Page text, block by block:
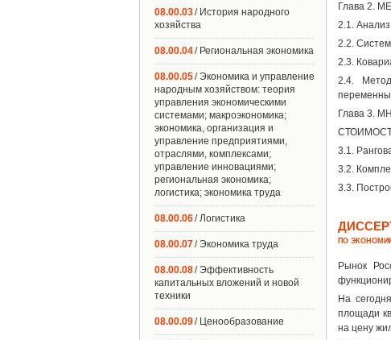
Глава 2.
2.1.
2.2.
2.3.
2.4.
Глава 3.
3.1.
3.2.
3.3.
ПО
Рынок
На
площади
на цену
08.00.03/ История народного
хозяйства
08.00.04/ Региональная экономика
08.00.05/ Экономика и управление
народным хозяйством: теория
управления экономическими
системами; макроэкономика;
экономика, организация и
управление предприятиями,
отраслями, комплексами;
управление инновациями;
региональная экономика;
логистика; экономика труда
08.00.06/ Логистика
08.00.07/ Экономика труда
08.00.08/ Эффективность
капитальных вложений и новой
техники
08.00.09/ Ценообразование